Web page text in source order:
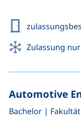
Zulassung
Automotive
Bachelor, |